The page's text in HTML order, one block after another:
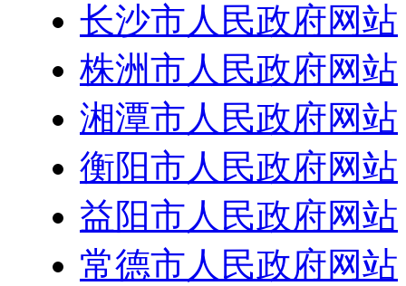
长沙市人民政府网站
株洲市人民政府网站
湘潭市人民政府网站
衡阳市人民政府网站
益阳市人民政府网站
常德市人民政府网站